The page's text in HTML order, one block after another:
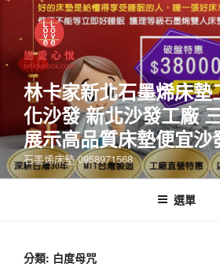
林卡家新北石墨烯床墊
化沙發 新北沙發工廠
展示高品質床墊便宜沙
石墨烯床墊 0958971568
選單
分類: 白度母咒